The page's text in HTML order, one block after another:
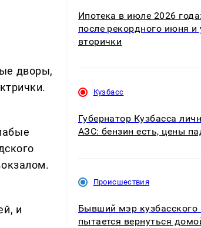
дворы,
и
Ипотека в июле 2026
после рекордного июня и
вторички
Кузбасс
Губернатор Кузбасса
АЗС: бензин есть, цены
Происшествия
Бывший мэр кузбасского
пытается вернуться